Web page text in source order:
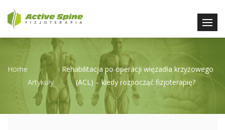
Home
›
Artykuły
› Rehabilitacja po operacji więzadła krzyżowego
(ACL) – kiedy rozpocząć fizjoterapię?